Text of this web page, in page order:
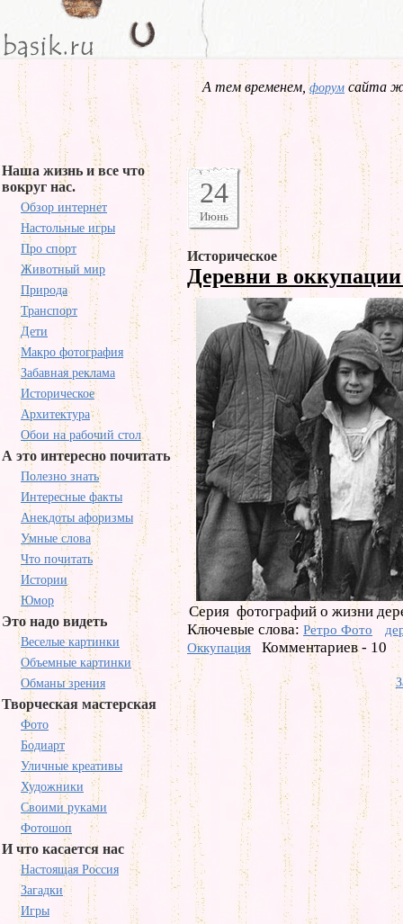
А тем временем,форум сайта
Наша жизнь и все что
вокруг нас.
Обзор интернет
Настольные игры
Про спорт
Животный мир
Природа
Транспорт
Дети
Макро фотография
Забавная реклама
Историческое
Архитектура
Обои на рабочий стол
А это интересно почитать
Полезно знать
Интересные факты
Анекдоты афоризмы
Умные слова
Что почитать
Истории
Юмор
Это надо видеть
Веселые картинки
Объемные картинки
Обманы зрения
Творческая мастерская
Фото
Бодиарт
Уличные креативы
Художники
Своими руками
Фотошоп
И что касается нас
Настоящая Россия
Загадки
Игры
24
Июнь
Историческое
Деревни в
Серия фотографий о жизни
Ключевые слова: Ретро Фото
Оккупация
Комментариев - 10